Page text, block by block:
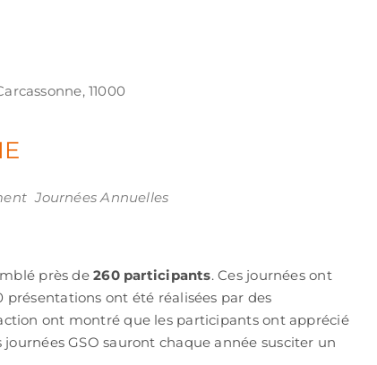
11000
Journées Annuelles
près de260 participants. Ces journées ont
présentations ont été réalisées par des
ont montré que les participants ont apprécié
GSO sauront chaque année susciter un